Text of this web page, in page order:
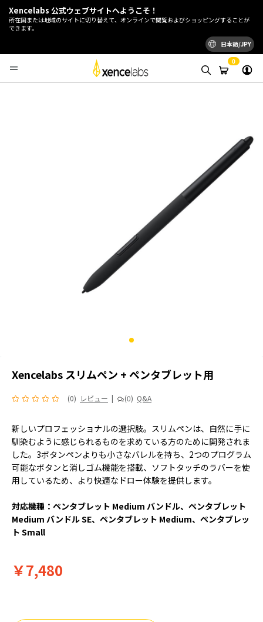
Xencelabs 公式ウェブサイトへようこそ！
所在国または地域のサイトに切り替えて、オンラインで閲覧およびショッピングすることが
できます。
日本語/JPY
0
Xencelabs スリムペン + ペンタブレット用
(0) レビュー | (0) Q&A
新しいプロフェッショナルの選択肢。スリムペンは、自然に手に
馴染むように感じられるものを求めている方のために開発されま
した。3ボタンペンよりも小さなバレルを持ち、2つのプログラム
可能なボタンと消しゴム機能を搭載、ソフトタッチのラバーを使
用しているため、より快適なドロー体験を提供します。
対応機種：ペンタブレット Medium バンドル、ペンタブレット
Medium バンドル SE、ペンタブレット Medium、ペンタブレッ
ト Small
￥7,480